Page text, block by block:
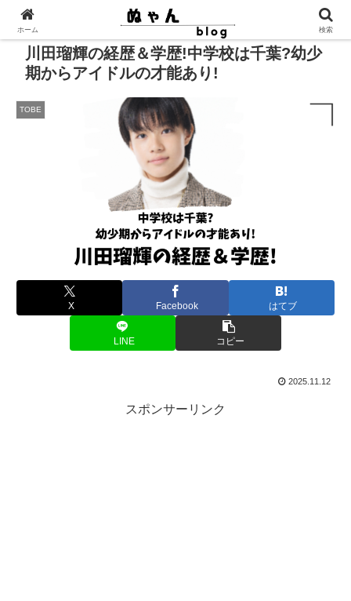
川田瑠輝の経歴＆学歴!中学校は千葉?幼少
期からアイドルの才能あり!
TOBE
X Facebook はてブ
LINE コピー
2025.11.12
スポンサーリンク
ホーム 検索